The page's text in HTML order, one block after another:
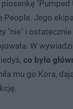
"Pumped
People. Jego
"nie" i
W
co było
mu go Kora,